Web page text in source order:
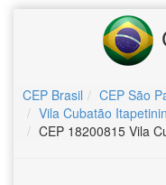
CEP Brasil CEP São
Vila Cubatão
CEP 18200815 Vila